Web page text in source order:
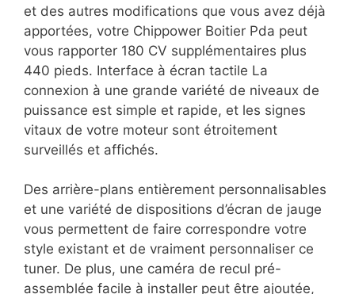
et des autres modifications que vous avez déjà
apportées, votre Chippower Boitier Pda peut
vous rapporter 180 CV supplémentaires plus
440 pieds. Interface à écran tactile La
connexion à une grande variété de niveaux de
puissance est simple et rapide, et les signes
vitaux de votre moteur sont étroitement
surveillés et affichés.
Des arrière-plans entièrement personnalisables
et une variété de dispositions d’écran de jauge
vous permettent de faire correspondre votre
style existant et de vraiment personnaliser ce
tuner. De plus, une caméra de recul pré-
assemblée facile à installer peut être ajoutée,